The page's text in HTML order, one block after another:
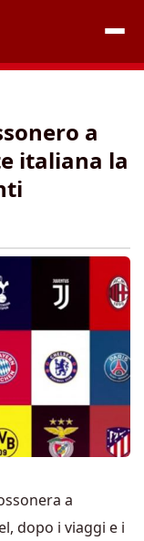
a
italiana la
a
dopo i viaggi e i